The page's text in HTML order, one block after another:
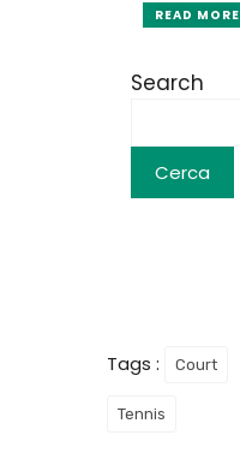
READ MORE
Search
Tags : Court
Tennis